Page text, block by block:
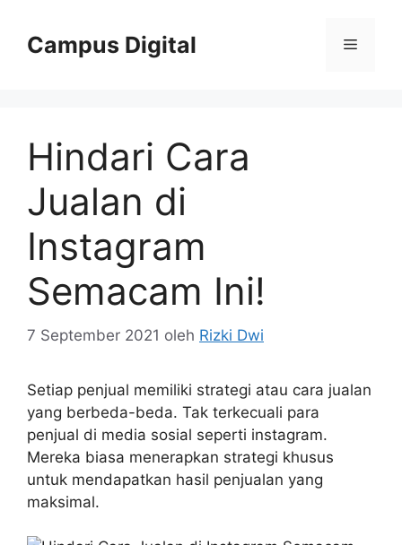
Campus Digital Menu
Hindari Cara
Jualan di
Instagram
Semacam Ini!
7 September 2021 oleh Rizki Dwi
Setiap penjual memiliki strategi atau cara jualan
yang berbeda-beda. Tak terkecuali para
penjual di media sosial seperti instagram.
Mereka biasa menerapkan strategi khusus
untuk mendapatkan hasil penjualan yang
maksimal.